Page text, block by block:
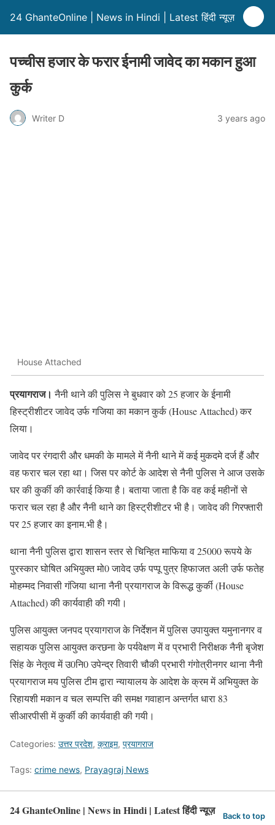
24 GhanteOnline | News in Hindi | Latest हिंदी न्यूज़
पच्चीस हजार के फरार ईनामी जावेद का मकान हुआ
कुर्क
Writer D 3 years ago
House Attached
प्रयागराज। नैनी थाने की पुलिस ने बुधवार को 25 हजार के ईनामी
हिस्ट्रीशीटर जावेद उर्फ गजिया का मकान कुर्क (House Attached) कर
लिया।
जावेद पर रंगदारी और धमकी के मामले में नैनी थाने में कई मुकदमे दर्ज हैं और
वह फरार चल रहा था। जिस पर कोर्ट के आदेश से नैनी पुलिस ने आज उसके
घर की कुर्की की कार्रवाई किया है। बताया जाता है कि वह कई महीनों से
फरार चल रहा है और नैनी थाने का हिस्ट्रीशीटर भी है। जावेद की गिरफ्तारी
पर 25 हजार का इनाम.भी है।
थाना नैनी पुलिस द्वारा शासन स्तर से चिन्हित माफिया व 25000 रूपये के
पुरस्कार घोषित अभियुक्त मो0 जावेद उर्फ पप्पू पुत्र हिफाजत अली उर्फ फतेह
मोहम्मद निवासी गंजिया थाना नैनी प्रयागराज के विरूद्ध कुर्की (House
Attached) की कार्यवाही की गयी।
पुलिस आयुक्त जनपद प्रयागराज के निर्देशन में पुलिस उपायुक्त यमुनानगर व
सहायक पुलिस आयुक्त करछना के पर्यवेक्षण में व प्रभारी निरीक्षक नैनी बृजेश
सिंह के नेतृत्व में उ0नि0 उपेन्द्र तिवारी चौकी प्रभारी गंगोत्रीनगर थाना नैनी
प्रयागराज मय पुलिस टीम द्वारा न्यायालय के आदेश के क्रम में अभियुक्त के
रिहायशी मकान व चल सम्पत्ति की समक्ष गवाहान अन्तर्गत धारा 83
सीआरपीसी में कुर्की की कार्यवाही की गयी।
Categories: उत्तर प्रदेश, क्राइम, प्रयागराज
Tags: crime news, Prayagraj News
24 GhanteOnline | News in Hindi | Latest हिंदी न्यूज़ Back to top